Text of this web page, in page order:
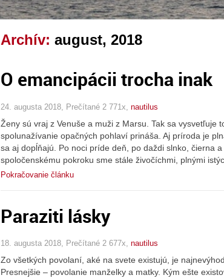
Archív: august, 2018
O emancipácii trocha inak
24. augusta 2018, Prečítané 2 771x, nautilus
Ženy sú vraj z Venuše a muži z Marsu. Tak sa vysvetľuje
spolunažívanie opačných pohlaví prináša. Aj príroda je
sa aj dopĺňajú. Po noci príde deň, po daždi slnko, čierna
spoločenskému pokroku sme stále živočíchmi, plnými
Pokračovanie článku
Paraziti lásky
18. augusta 2018, Prečítané 2 677x, nautilus
Zo všetkých povolaní, aké na svete existujú, je
Presnejšie – povolanie manželky a matky. Kým ešte